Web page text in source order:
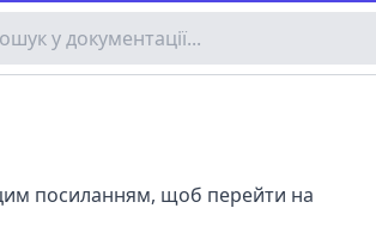
посиланням, щоб перейти на